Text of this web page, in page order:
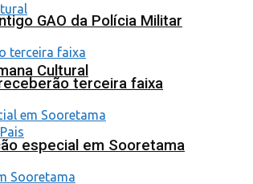
Cultural
GAO da Polícia Militar
terceira faixa
especial em Sooretama